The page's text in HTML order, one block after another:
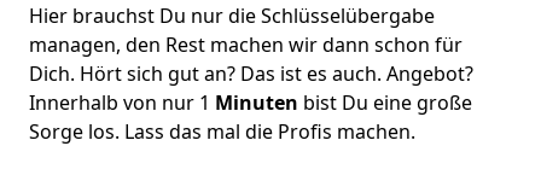
Hier brauchst Du nur die Schlüsselübergabe
managen, den Rest machen wir dann schon für
Dich. Hört sich gut an? Das ist es auch. Angebot?
Innerhalb von nur 1 Minuten bist Du eine große
Sorge los. Lass das mal die Profis machen.